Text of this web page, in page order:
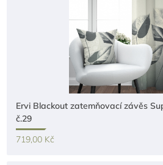
Ervi Blackout zatemňovací závěs
č.29
719,00 Kč